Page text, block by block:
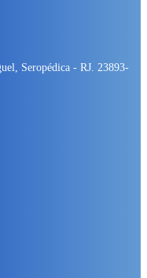
Seropédica - RJ. 23893-